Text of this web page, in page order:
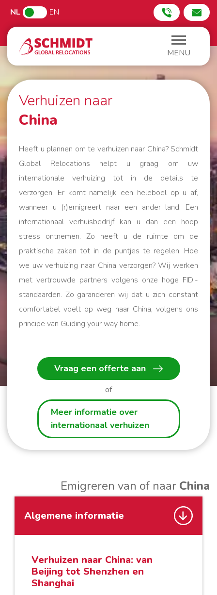
NL EN
MENU
Verhuizen naar
China
Heeft u plannen om te verhuizen naar China? Schmidt
Global Relocations helpt u graag om uw
internationale verhuizing tot in de details te
verzorgen. Er komt namelijk een heleboel op u af,
wanneer u (r)emigreert naar een ander land. Een
internationaal verhuisbedrijf kan u dan een hoop
stress ontnemen. Zo heeft u de ruimte om de
praktische zaken tot in de puntjes te regelen. Hoe
we uw verhuizing naar China verzorgen? Wij werken
met vertrouwde partners volgens onze hoge FIDI-
standaarden. Zo garanderen wij dat u zich constant
comfortabel voelt op weg naar China, volgens ons
principe van Guiding your way home.
Vraag een offerte aan
of
Meer informatie over
internationaal verhuizen
Emigreren van of naar China
Algemene informatie
Verhuizen naar China: van
Beijing tot Shenzhen en
Shanghai